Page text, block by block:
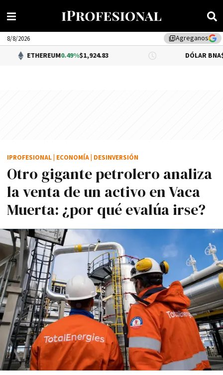
library_addAgreganos
8/8/2026
0.49%$1,924.83 DÓLAR BNA $1,520.00
Otro gigante petrolero analiza
la venta de un activo en Vaca
Muerta: ¿por qué evalúa irse?
IPROFESIONAL ECONOMÍA DESINVERSIÓN